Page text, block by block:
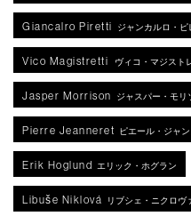
Giancalro Piretti ジャンカルロ・ピ
Vico Magistretti ヴィコ・マジスト
Jasper Morrison ジャスパー・モリ
Pierre Jeanneret ピエール・ジャ
Erik Hoglund エリック・ホグラン
Libuše Niklová リブシェ・ニクロヴ